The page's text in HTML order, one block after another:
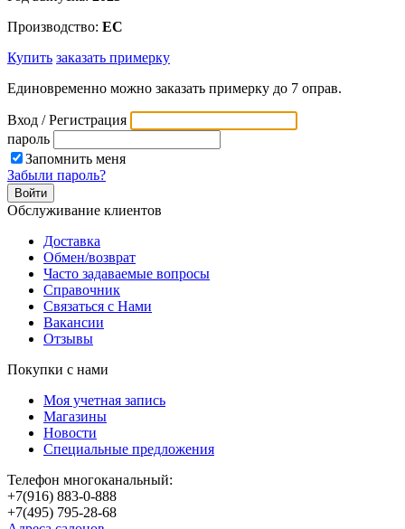
Производство: EC
Купить заказать примерку
Единовременно можно заказать примерку до 7 оправ.
Вход / Регистрация
пароль
Запомнить меня
Забыли пароль?
Обслуживание клиентов
Доставка
Обмен/возврат
Часто задаваемые вопросы
Справочник
Связаться с Нами
Вакансии
Отзывы
Покупки с нами
Моя учетная запись
Магазины
Новости
Специальные предложения
Телефон многоканальный:
+7(916) 883-0-888
+7(495) 795-28-68